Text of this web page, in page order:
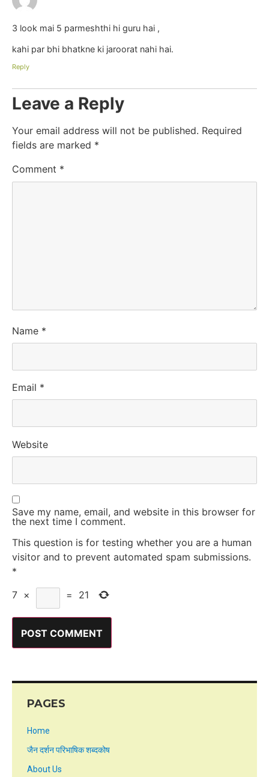
3 look mai 5 parmeshthi hi guru hai ,
kahi par bhi bhatkne ki jaroorat nahi hai.
Reply
Leave a Reply
Your email address will not be published. Required
fields are marked *
Comment *
Name *
Email *
Website
Save my name, email, and website in this browser for
the next time I comment.
This question is for testing whether you are a human
visitor and to prevent automated spam submissions.
*
7 × = 21
PAGES
Home
जैन दर्शन परिभाषिक शब्दकोष
About Us